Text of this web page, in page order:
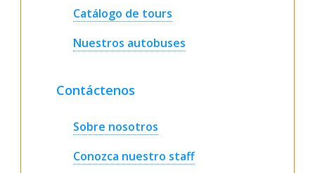
Catálogo de tours
Nuestros autobuses
Contáctenos
Sobre nosotros
Conozca nuestro staff